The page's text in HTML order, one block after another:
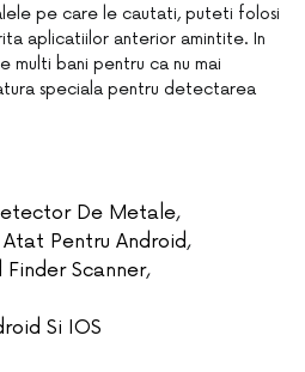
pe care le cautati, puteti folosi
aplicatiilor anterior amintite. In
bani pentru ca nu mai
speciala pentru detectarea
De Metale,
Pentru Android,
Finder Scanner,
Si IOS